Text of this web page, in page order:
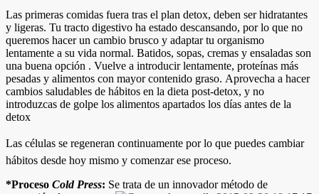
Las primeras comidas fuera tras el plan detox, deben ser hidratantes
y ligeras. Tu tracto digestivo ha estado descansando, por lo que no
queremos hacer un cambio brusco y adaptar tu organismo
lentamente a su vida normal. Batidos, sopas, cremas y ensaladas son
una buena opción . Vuelve a introducir lentamente, proteínas más
pesadas y alimentos con mayor contenido graso. Aprovecha a hacer
cambios saludables de hábitos en la dieta post-detox, y no
introduzcas de golpe los alimentos apartados los días antes de la
detox
Las células se regeneran continuamente por lo que puedes cambiar
hábitos desde hoy mismo y comenzar ese proceso.
*Proceso Cold Press: Se trata de un innovador método de